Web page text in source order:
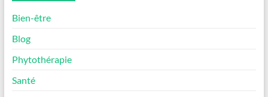
Bien-être
Blog
Phytothérapie
Santé